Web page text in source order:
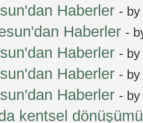
Haberler - by
Haberler -
Haberler - by
Haberler - by
Haberler - by
kentsel